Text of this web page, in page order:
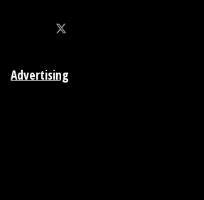
Advertising